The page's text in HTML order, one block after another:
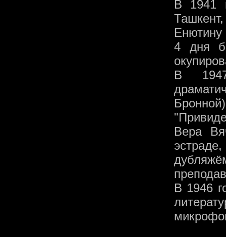
В 1941
Енютину
4 дня
В
Вера
В 1946